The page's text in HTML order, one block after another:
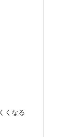
くなる